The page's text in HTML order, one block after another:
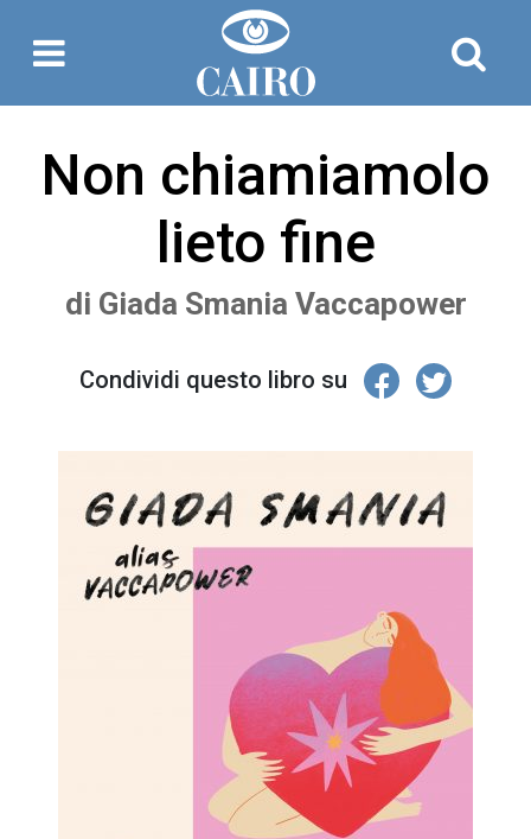
Non chiamiamolo
lieto fine
di Giada Smania Vaccapower
Condividi questo libro su